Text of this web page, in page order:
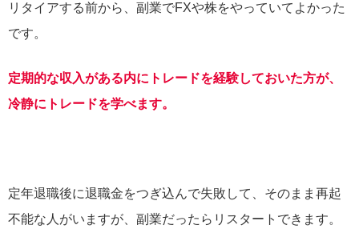
リタイアする前から、副業でFXや株をやっていてよかった
です。
定期的な収入がある内にトレードを経験しておいた方が、
冷静にトレードを学べます。
定年退職後に退職金をつぎ込んで失敗して、そのまま再起
不能な人がいますが、副業だったらリスタートできます。